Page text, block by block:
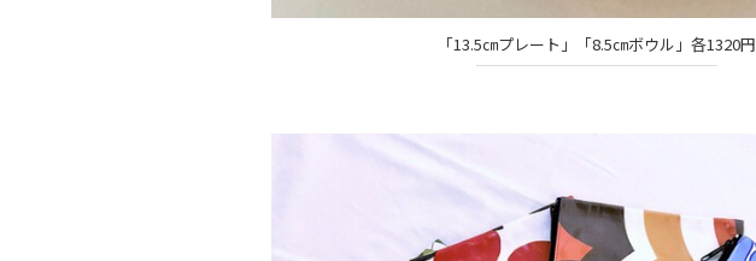
「13.5㎝プレート」「8.5㎝ボウル」各1320円